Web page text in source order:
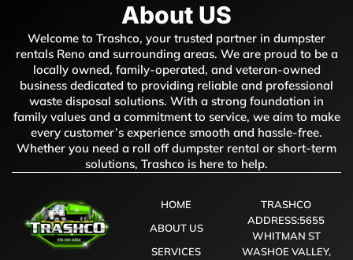
About US
Welcome to Trashco, your trusted partner in dumpster
rentals Reno and surrounding areas. We are proud to be a
locally owned, family-operated, and veteran-owned
business dedicated to providing reliable and professional
waste disposal solutions. With a strong foundation in
family values and a commitment to service, we aim to make
every customer’s experience smooth and hassle-free.
Whether you need a roll off dumpster rental or short-term
solutions, Trashco is here to help.
HOME
ABOUT US
SERVICES
TRASHCO
ADDRESS:5655
WHITMAN ST
WASHOE VALLEY,